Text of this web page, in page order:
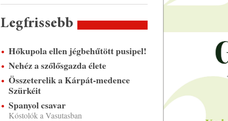
Legfrissebb
Hőkupola ellen jégbehűtött pusipel!
Nehéz a szőlősgazda élete
Összeterelik a Kárpát-medence
Szürkéit
Spanyol csavar
Kóstolók a Vasutasban